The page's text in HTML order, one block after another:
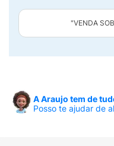
"VENDA
A Araujo tem de
Posso te ajudar de